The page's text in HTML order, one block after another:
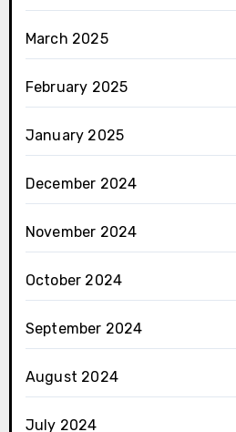
March 2025
February 2025
January 2025
December 2024
November 2024
October 2024
September 2024
August 2024
July 2024